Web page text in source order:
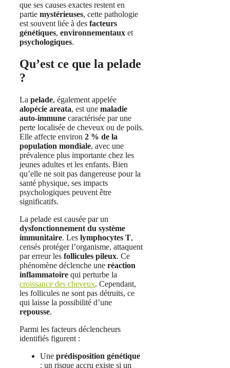
que ses causes exactes restent en
partie mystérieuses, cette pathologie
est souvent liée à des facteurs
génétiques, environnementaux et
psychologiques.
Qu’est ce que la pelade
?
La pelade, également appelée
alopécie areata, est une maladie
auto-immune caractérisée par une
perte localisée de cheveux ou de poils.
Elle affecte environ 2 % de la
population mondiale, avec une
prévalence plus importante chez les
jeunes adultes et les enfants. Bien
qu’elle ne soit pas dangereuse pour la
santé physique, ses impacts
psychologiques peuvent être
significatifs.
La pelade est causée par un
dysfonctionnement du système
immunitaire. Les lymphocytes T,
censés protéger l’organisme, attaquent
par erreur les follicules pileux. Ce
phénomène déclenche une réaction
inflammatoire qui perturbe la
croissance des cheveux. Cependant,
les follicules ne sont pas détruits, ce
qui laisse la possibilité d’une
repousse.
Parmi les facteurs déclencheurs
identifiés figurent :
Une prédisposition génétique
: un risque accru existe si un